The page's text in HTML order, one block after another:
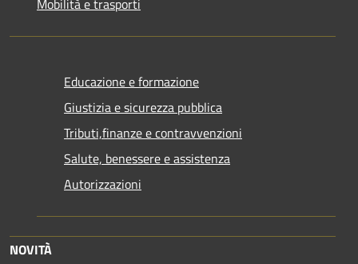
Educazione e formazione
Giustizia e sicurezza pubblica
Tributi,finanze e contravvenzioni
Salute, benessere e assistenza
Autorizzazioni
NOVITÀ